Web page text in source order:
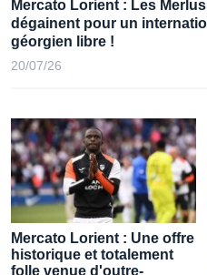
un club surprise en Turquie
22/07/26
Mercato Lorient : Les Merlus
dégainent pour un
géorgien libre !
20/07/26